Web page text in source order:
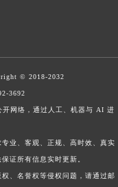
© 2018-2032
3692
开网络，通过人工、机器与 AI 进
业、客观、正规、高时效、真实
证所有信息实时更新。
、名誉权等侵权问题，请通过邮